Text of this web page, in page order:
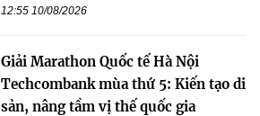
12:55 10/08/2026
Giải Marathon Quốc tế Hà Nội
Techcombank mùa thứ 5: Kiến tạo di
sản, nâng tầm vị thế quốc gia